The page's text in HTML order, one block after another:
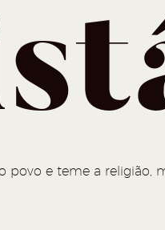
povo e teme a religião,